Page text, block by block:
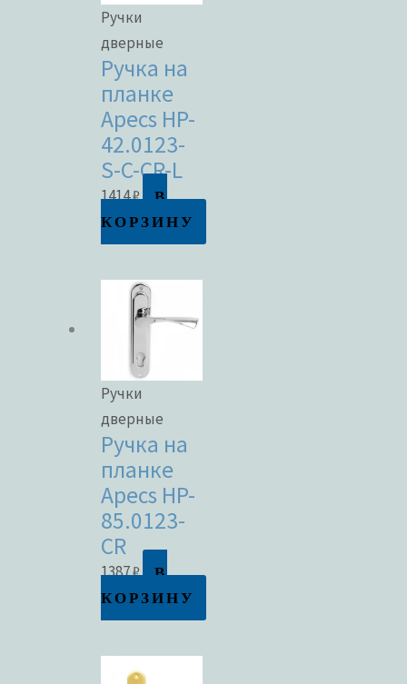
Ручки
дверные
Ручка на
планке
Apecs HP-
42.0123-
S-C-CR-L
1414₽
В
КОРЗИНУ
Ручки
дверные
Ручка на
планке
Apecs HP-
85.0123-
CR
1387₽
В
КОРЗИНУ